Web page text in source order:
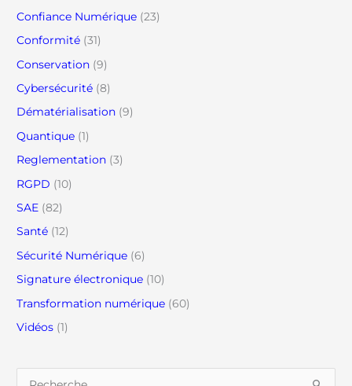
Confiance Numérique (23)
Conformité (31)
Conservation (9)
Cybersécurité (8)
Dématérialisation (9)
Quantique (1)
Reglementation (3)
RGPD (10)
SAE (82)
Santé (12)
Sécurité Numérique (6)
Signature électronique (10)
Transformation numérique (60)
Vidéos (1)